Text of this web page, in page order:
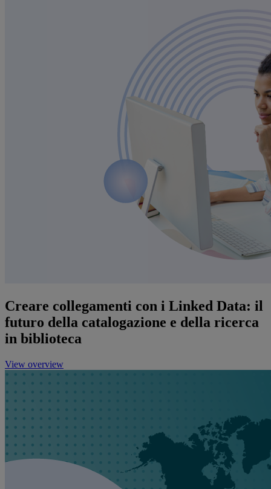
Creare collegamenti con i Linked Data: il
futuro della catalogazione e della ricerca
in biblioteca
View overview